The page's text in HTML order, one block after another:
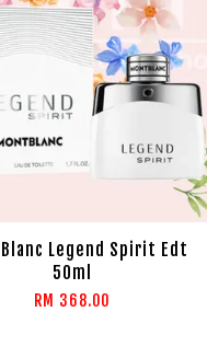
Legend Spirit Edt
50ml
RM 368.00